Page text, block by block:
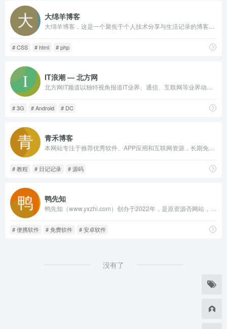
大绵羊博客
# CSS # html # php
IT浪潮 — 北方网
# 3G # Android # DC
青禾博客
# 教程 # 日记记录 # 源码
鸭先知
# 便携软件 # 免费软件 # 安卓软件
没有了